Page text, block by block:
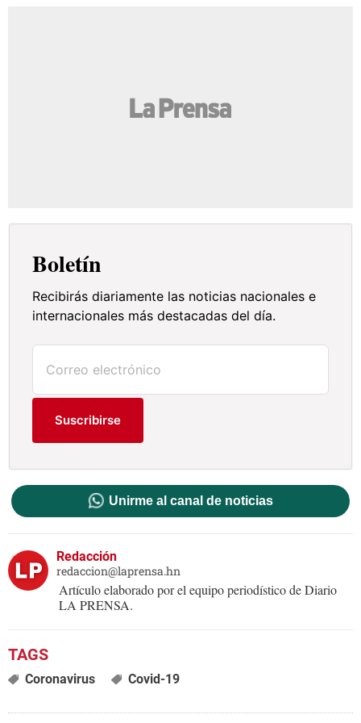
Boletín
Recibirás diariamente las noticias nacionales e
internacionales más destacadas del día.
Suscribirse
Unirme al canal de noticias
Redacción
redaccion@laprensa.hn
Artículo elaborado por el equipo periodístico de Diario
LA PRENSA.
Coronavirus Covid-19